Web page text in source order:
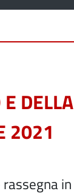
DELLA
2021
in